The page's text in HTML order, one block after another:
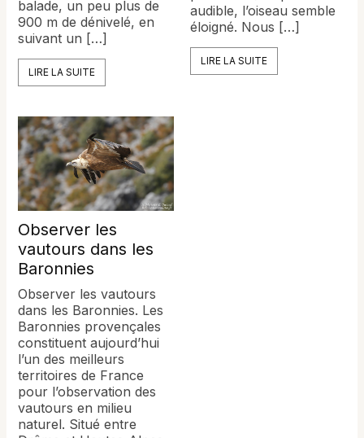
balade, un peu plus de
900 m de dénivelé, en
suivant un […]
LIRE LA SUITE
audible, l’oiseau semble
éloigné. Nous […]
LIRE LA SUITE
Observer les
vautours dans les
Baronnies
Observer les vautours
dans les Baronnies. Les
Baronnies provençales
constituent aujourd’hui
l’un des meilleurs
territoires de France
pour l’observation des
vautours en milieu
naturel. Situé entre